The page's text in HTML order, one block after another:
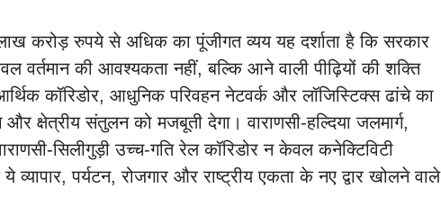
करोड़ रुपये से अधिक का पूंजीगत व्यय यह दर्शाता है कि सरकार
वर्तमान की आवश्यकता नहीं, बल्कि आने वाली पीढ़ियों की शक्ति
कॉरिडोर, आधुनिक परिवहन नेटवर्क और लॉजिस्टिक्स ढांचे का
और क्षेत्रीय संतुलन को मजबूती देगा। वाराणसी-हल्दिया जलमार्ग,
सिलीगुड़ी उच्च-गति रेल कॉरिडोर न केवल कनेक्टिविटी
व्यापार, पर्यटन, रोजगार और राष्ट्रीय एकता के नए द्वार खोलने वाले